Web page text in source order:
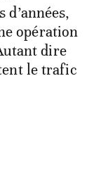
opération
dire
le trafic